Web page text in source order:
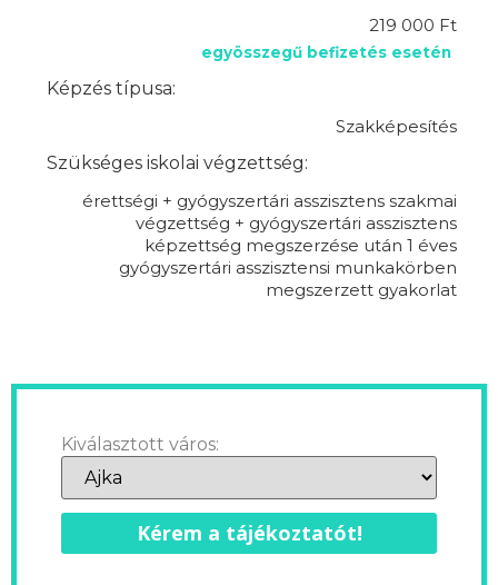
219 000 Ft
egyösszegű befizetés esetén
Képzés típusa:
Szakképesítés
Szükséges iskolai végzettség:
érettségi + gyógyszertári asszisztens szakmai
végzettség + gyógyszertári asszisztens
képzettség megszerzése után 1 éves
gyógyszertári asszisztensi munkakörben
megszerzett gyakorlat
Kiválasztott város:
Kérem a tájékoztatót!